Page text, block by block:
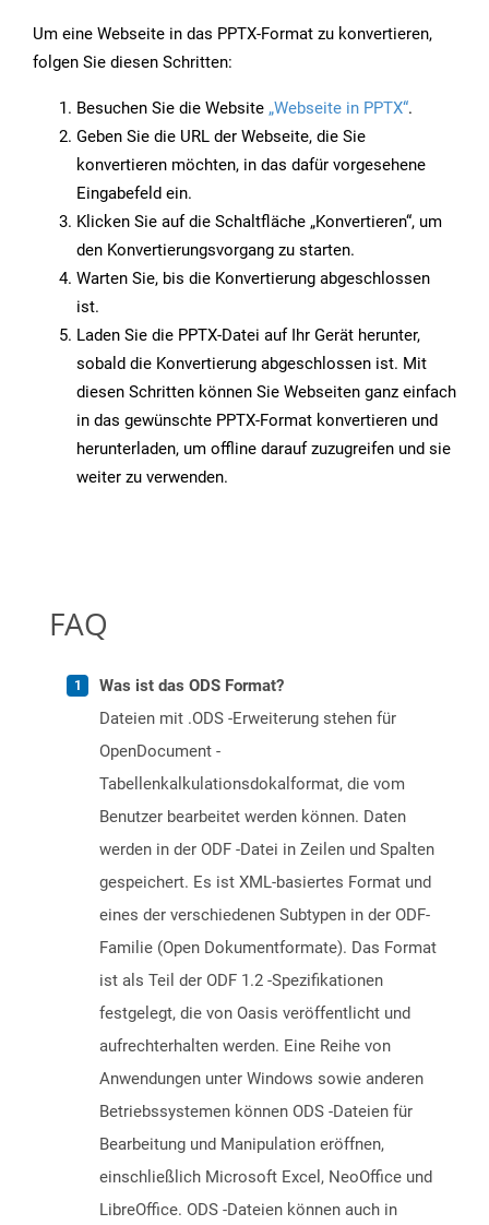
Um eine Webseite in das PPTX-Format zu konvertieren,
folgen Sie diesen Schritten:
Besuchen Sie die Website „Webseite in PPTX“.
Geben Sie die URL der Webseite, die Sie
konvertieren möchten, in das dafür vorgesehene
Eingabefeld ein.
Klicken Sie auf die Schaltfläche „Konvertieren“, um
den Konvertierungsvorgang zu starten.
Warten Sie, bis die Konvertierung abgeschlossen
ist.
Laden Sie die PPTX-Datei auf Ihr Gerät herunter,
sobald die Konvertierung abgeschlossen ist. Mit
diesen Schritten können Sie Webseiten ganz einfach
in das gewünschte PPTX-Format konvertieren und
herunterladen, um offline darauf zuzugreifen und sie
weiter zu verwenden.
FAQ
Was ist das ODS Format?
Dateien mit .ODS -Erweiterung stehen für
OpenDocument -
Tabellenkalkulationsdokalformat, die vom
Benutzer bearbeitet werden können. Daten
werden in der ODF -Datei in Zeilen und Spalten
gespeichert. Es ist XML-basiertes Format und
eines der verschiedenen Subtypen in der ODF-
Familie (Open Dokumentformate). Das Format
ist als Teil der ODF 1.2 -Spezifikationen
festgelegt, die von Oasis veröffentlicht und
aufrechterhalten werden. Eine Reihe von
Anwendungen unter Windows sowie anderen
Betriebssystemen können ODS -Dateien für
Bearbeitung und Manipulation eröffnen,
einschließlich Microsoft Excel, NeoOffice und
LibreOffice. ODS -Dateien können auch in